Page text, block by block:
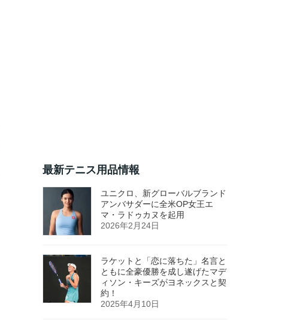
最新テニス用品情報
ユニクロ、新グローバルブランド
アンバサダーに全米OP女王エ
マ・ラドゥカヌを起用
2026年2月24日
ラケットと「恋に落ちた」名言と
ともに全豪優勝を成し遂げたマデ
ィソン・キーズがヨネックスと契
約！
2025年4月10日